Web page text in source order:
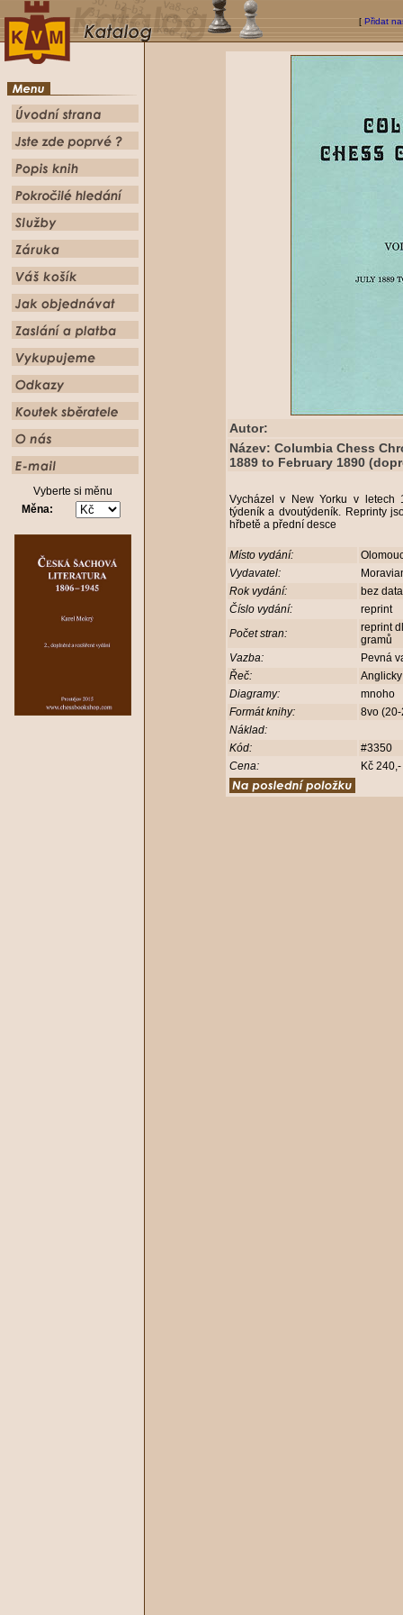
[ Přidat
Vyberte si měnu
Měna:
Autor:
Název: Columbia Chess
1889 to February 1890
Vycházel v New Yorku v letech
týdeník a dvoutýdeník. Reprinty
hřbetě a přední desce
Místo vydání:
Vydavatel:
Rok vydání:
bez
Číslo vydání:
reprint
Počet stran:
reprint
gramů
Vazba:
Pevná
Řeč:
Diagramy:
mnoho
Formát knihy:
8vo
Náklad:
Kód:
#3350
Cena:
Kč